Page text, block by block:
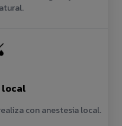
local
con anestesia local.